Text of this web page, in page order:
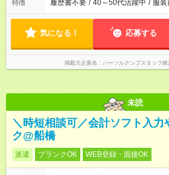
特徴 履歴書不要 / 40～50代活躍中 / 服装
気になる！ 応募する
掲載元企業名 パーソルテンプスタッフ
未読
＼時短相談可／会計ソフト入力
ク@船橋
派遣 ブランクOK WEB登録・面接OK